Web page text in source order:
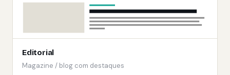
Editorial
Magazine / blog com destaques